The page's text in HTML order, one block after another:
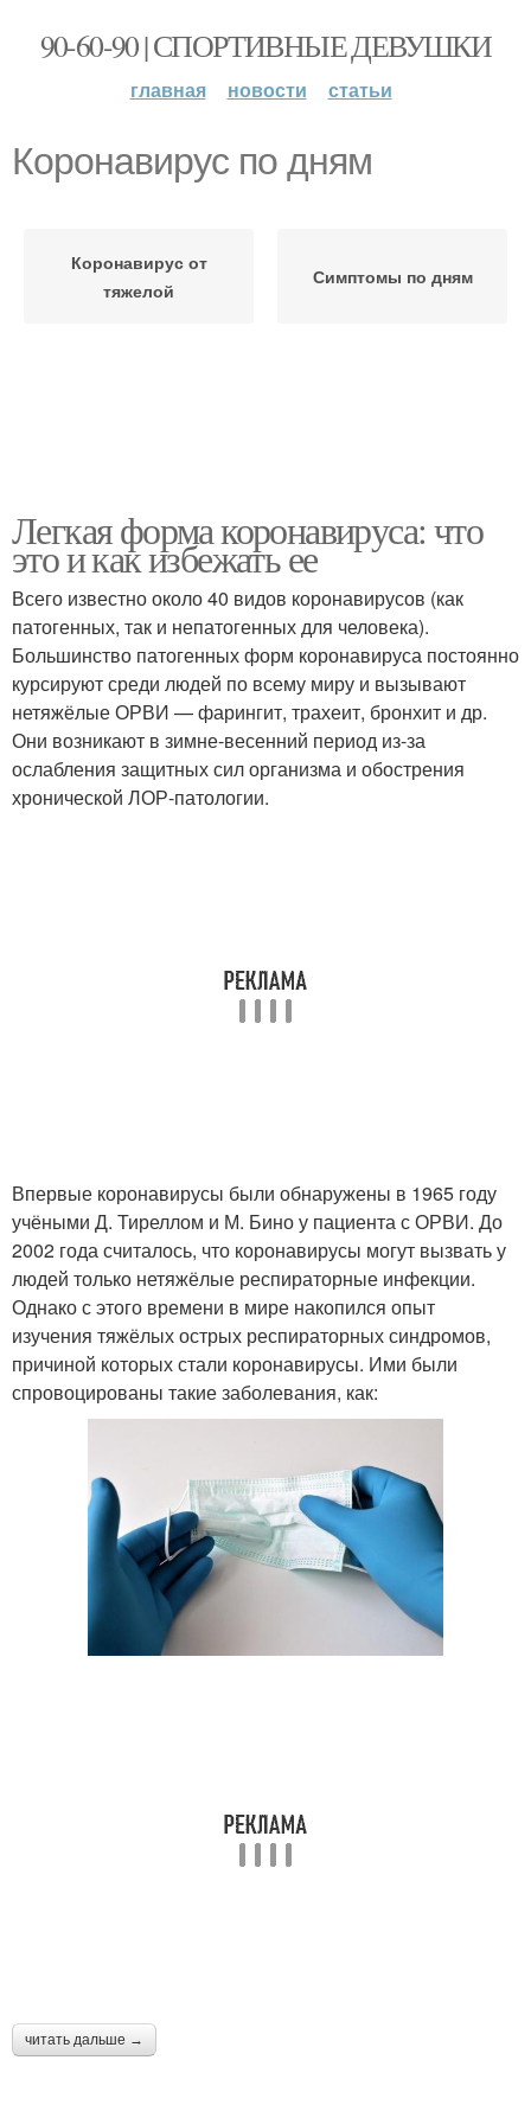
90-60-90 | СПОРТИВНЫЕ ДЕВУШКИ
главная новости статьи
Коронавирус по дням
Коронавирус от
тяжелой
Симптомы по дням
Легкая форма коронавируса: что
это и как избежать ее
Всего известно около 40 видов коронавирусов (как
патогенных, так и непатогенных для человека).
Большинство патогенных форм коронавируса постоянно
курсируют среди людей по всему миру и вызывают
нетяжёлые ОРВИ — фарингит, трахеит, бронхит и др.
Они возникают в зимне-весенний период из-за
ослабления защитных сил организма и обострения
хронической ЛОР-патологии.
Впервые коронавирусы были обнаружены в 1965 году
учёными Д. Тиреллом и М. Бино у пациента с ОРВИ. До
2002 года считалось, что коронавирусы могут вызвать у
людей только нетяжёлые респираторные инфекции.
Однако с этого времени в мире накопился опыт
изучения тяжёлых острых респираторных синдромов,
причиной которых стали коронавирусы. Ими были
спровоцированы такие заболевания, как:
читать дальше →